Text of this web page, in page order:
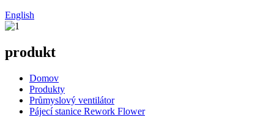
English
produkt
Domov
Produkty
Průmyslový ventilátor
Pájecí stanice Rework Flower